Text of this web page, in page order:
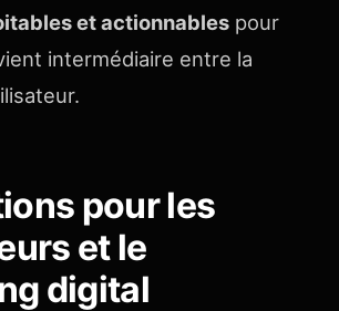
et actionnables pour
intermédiaire entre la
pour les
et le
digital